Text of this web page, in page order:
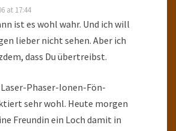
at 17:44
ist es wohl wahr. Und ich will
lieber nicht sehen. Aber ich
dass Du übertreibst.
Phaser-Ionen-Fön-
sehr wohl. Heute morgen
Freundin ein Loch damit in